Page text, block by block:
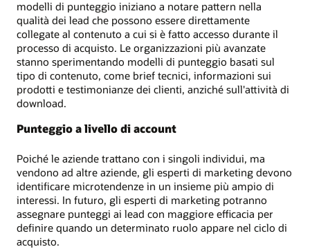
modelli di punteggio iniziano a notare pattern nella
qualità dei lead che possono essere direttamente
collegate al contenuto a cui si è fatto accesso durante il
processo di acquisto. Le organizzazioni più avanzate
stanno sperimentando modelli di punteggio basati sul
tipo di contenuto, come brief tecnici, informazioni sui
prodotti e testimonianze dei clienti, anziché sull'attività di
download.
Punteggio a livello di account
Poiché le aziende trattano con i singoli individui, ma
vendono ad altre aziende, gli esperti di marketing devono
identificare microtendenze in un insieme più ampio di
interessi. In futuro, gli esperti di marketing potranno
assegnare punteggi ai lead con maggiore efficacia per
definire quando un determinato ruolo appare nel ciclo di
acquisto.